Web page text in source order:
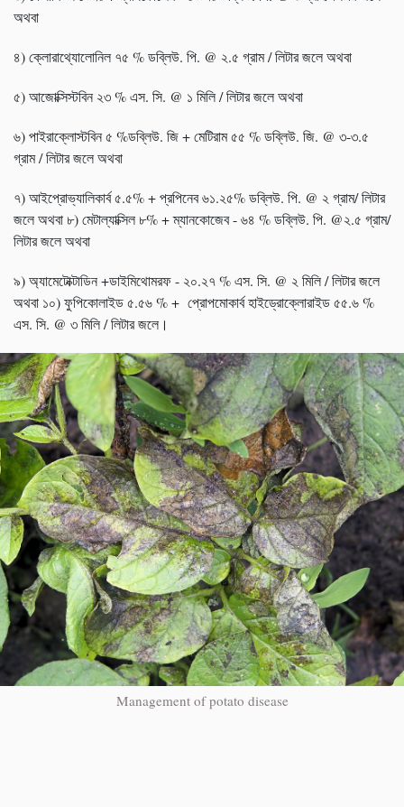
অথবা
৪) ক্লোরাথ্যোলোনিল ৭৫ % ডব্লিউ. পি. @ ২.৫ গ্রাম / লিটার জলে অথবা
৫) আজোক্সিস্টবিন ২৩ % এস. সি. @ ১ মিলি / লিটার জলে অথবা
৬) পাইরাক্লোস্টবিন ৫ %ডব্লিউ. জি + মেটিরাম ৫৫ % ডব্লিউ. জি. @ ৩-৩.৫
গ্রাম / লিটার জলে অথবা
৭) আইপ্রোভ্যালিকার্ব ৫.৫% + প্রপিনেব ৬১.২৫% ডব্লিউ. পি. @ ২ গ্রাম/ লিটার
জলে অথবা ৮) মেটাল্যাক্সিল ৮% + ম্যানকোজেব - ৬৪ % ডব্লিউ. পি. @২.৫ গ্রাম/
লিটার জলে অথবা
৯) অ্যামেটোক্টাডিন +ডাইমিথোমরফ - ২০.২৭ % এস. সি. @ ২ মিলি / লিটার জলে
অথবা ১০) ফুপিকোলাইড ৫.৫৬ % + প্রোপমোকার্ব হাইড্রোক্লোরাইড ৫৫.৬ %
এস. সি. @ ৩ মিলি / লিটার জলে।
Management of potato disease